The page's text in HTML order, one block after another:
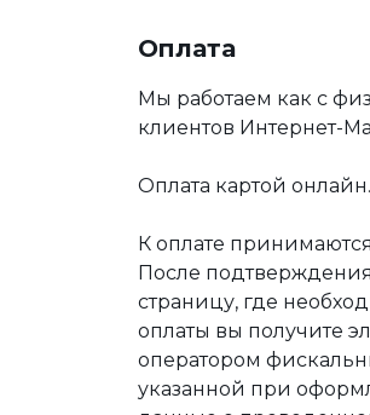
Оплата
Мы работаем как с
клиентов Интернет-
Оплата картой
К оплате
После
страницу, где
оплаты вы получите
оператором
указанной при